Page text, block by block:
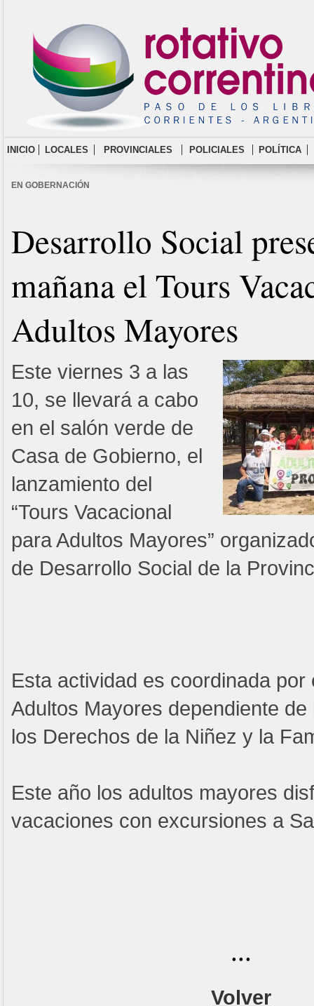
INICIO LOCALES PROVINCIALES POLICIALES POLÍTICA
EN GOBERNACIÓN
Desarrollo Social
mañana el Tours
Adultos Mayores
Este viernes 3 a las
10, se llevará a cabo
en el salón verde de
Casa de Gobierno, el
lanzamiento del
“Tours Vacacional
para Adultos Mayores”
de Desarrollo Social de la
Esta actividad es coordinada por
Adultos Mayores dependiente
los Derechos de la Niñez y la
Este año los adultos mayores
vacaciones con excursiones a
...
Volver